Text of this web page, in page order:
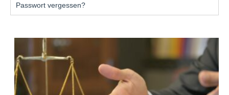
Passwort vergessen?